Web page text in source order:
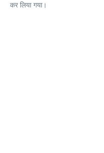
कर लिया गया।